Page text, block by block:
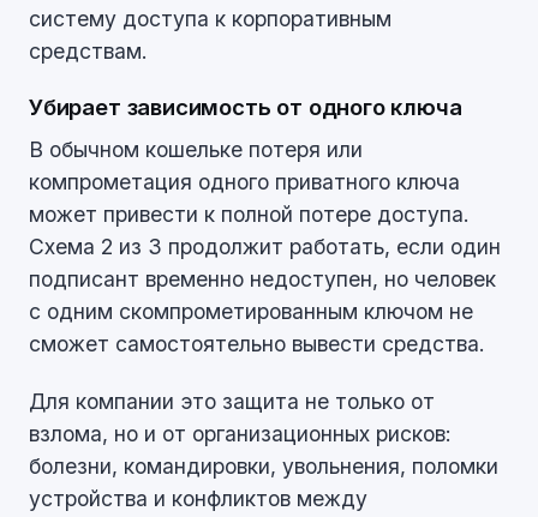
систему доступа к корпоративным
средствам.
Убирает зависимость от одного ключа
В обычном кошельке потеря или
компрометация одного приватного ключа
может привести к полной потере доступа.
Схема 2 из 3 продолжит работать, если один
подписант временно недоступен, но человек
с одним скомпрометированным ключом не
сможет самостоятельно вывести средства.
Для компании это защита не только от
взлома, но и от организационных рисков:
болезни, командировки, увольнения, поломки
устройства и конфликтов между